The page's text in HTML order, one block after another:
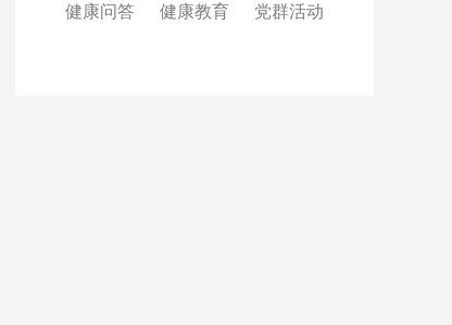
健康问答 健康教育 党群活动